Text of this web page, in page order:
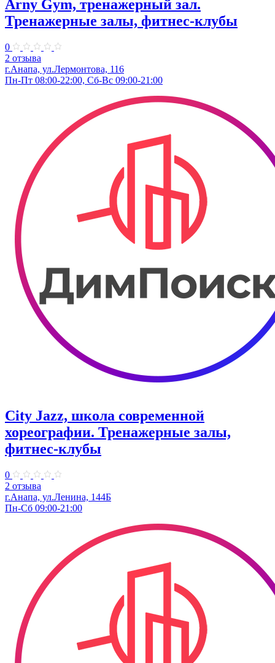
Arny Gym, тренажерный зал.
Тренажерные залы, фитнес-клубы
0
2 отзыва
г.Анапа, ул.Лермонтова, 116
Пн-Пт 08:00-22:00, Сб-Вс 09:00-21:00
City Jazz, школа современной
хореографии. Тренажерные залы,
фитнес-клубы
0
2 отзыва
г.Анапа, ул.Ленина, 144Б
Пн-Сб 09:00-21:00